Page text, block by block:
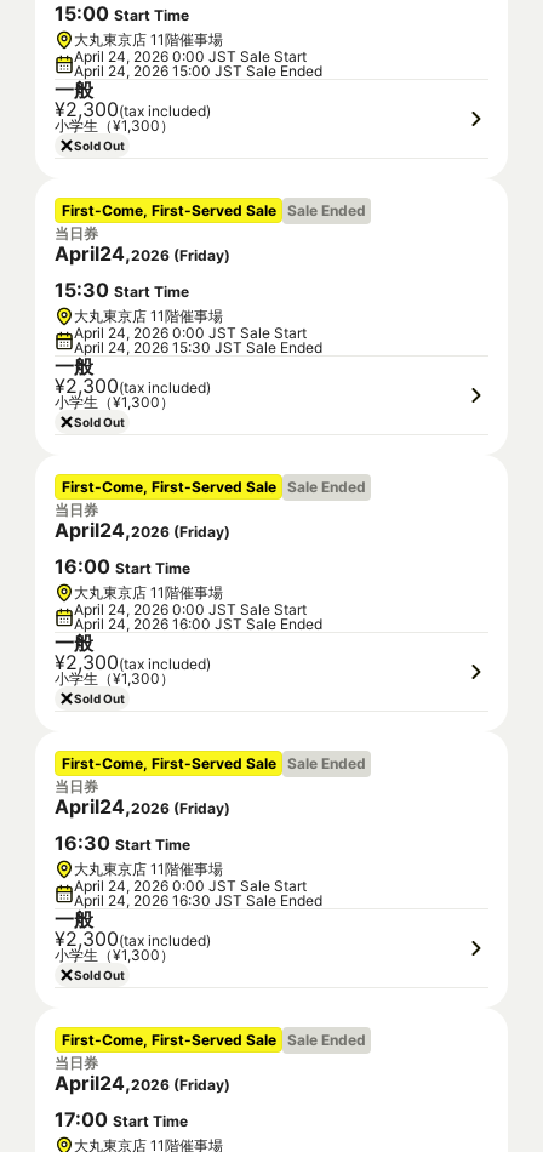
15:00 Start Time
大丸東京店 11階催事場
April 24, 2026 0:00 JST Sale Start
April 24, 2026 15:00 JST Sale Ended
一般
¥2,300(tax included)
小学生（¥1,300）
Sold Out
First-Come, First-Served Sale Sale Ended
当日券
April24,2026 (Friday)
15:30 Start Time
大丸東京店 11階催事場
April 24, 2026 0:00 JST Sale Start
April 24, 2026 15:30 JST Sale Ended
一般
¥2,300(tax included)
小学生（¥1,300）
Sold Out
First-Come, First-Served Sale Sale Ended
当日券
April24,2026 (Friday)
16:00 Start Time
大丸東京店 11階催事場
April 24, 2026 0:00 JST Sale Start
April 24, 2026 16:00 JST Sale Ended
一般
¥2,300(tax included)
小学生（¥1,300）
Sold Out
First-Come, First-Served Sale Sale Ended
当日券
April24,2026 (Friday)
16:30 Start Time
大丸東京店 11階催事場
April 24, 2026 0:00 JST Sale Start
April 24, 2026 16:30 JST Sale Ended
一般
¥2,300(tax included)
小学生（¥1,300）
Sold Out
First-Come, First-Served Sale Sale Ended
当日券
April24,2026 (Friday)
17:00 Start Time
大丸東京店 11階催事場